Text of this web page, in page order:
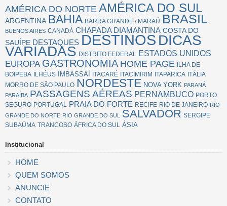
AMÉRICA DO NORTE AMÉRICA DO SUL
ARGENTINA BAHIA BARRA GRANDE / MARAÚ BRASIL
BUENOS AIRES CANADÁ CHAPADA DIAMANTINA COSTA DO
SAUÍPE DESTAQUES DESTINOS DICAS
VARIADAS DISTRITO FEDERAL ESTADOS UNIDOS
EUROPA GASTRONOMIA HOME PAGE ILHA DE
BOIPEBA ILHÉUS IMBASSAÍ ITACARÉ ITACIMIRIM ITAPARICA ITÁLIA
MORRO DE SÃO PAULO NORDESTE NOVA YORK PARANÁ
PARAÍBA PASSAGENS AÉREAS PERNAMBUCO PORTO
SEGURO PORTUGAL PRAIA DO FORTE RECIFE RIO DE JANEIRO RIO
GRANDE DO NORTE RIO GRANDE DO SUL SALVADOR SERGIPE
SUBAÚMA TRANCOSO ÁFRICA DO SUL ÁSIA
Institucional
HOME
QUEM SOMOS
ANUNCIE
CONTATO